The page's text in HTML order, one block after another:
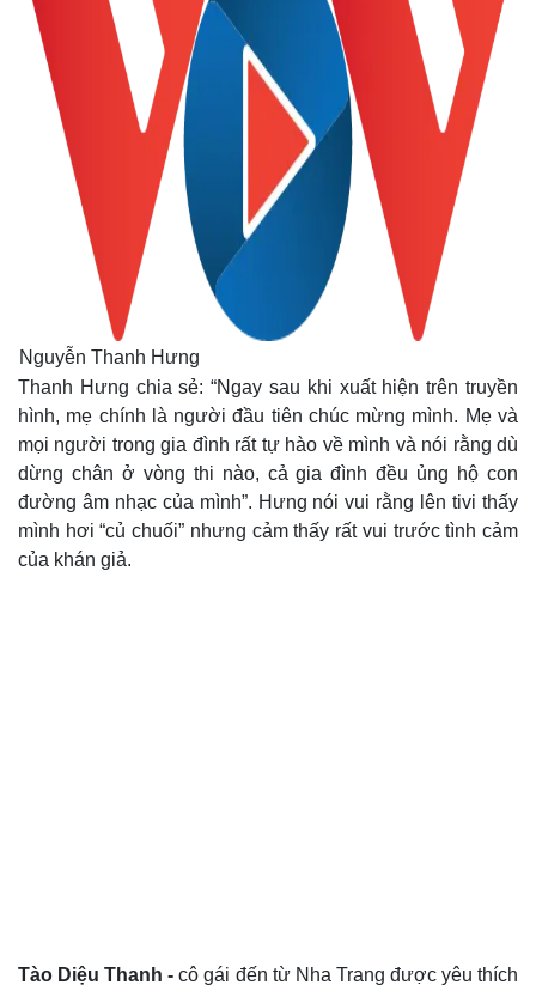
Nguyễn Thanh Hưng
Thanh Hưng chia sẻ: “Ngay sau khi xuất hiện trên truyền
hình, mẹ chính là người đầu tiên chúc mừng mình. Mẹ và
mọi người trong gia đình rất tự hào về mình và nói rằng dù
dừng chân ở vòng thi nào, cả gia đình đều ủng hộ con
đường âm nhạc của mình”. Hưng nói vui rằng lên tivi thấy
mình hơi “củ chuối” nhưng cảm thấy rất vui trước tình cảm
của khán giả.
Tào Diệu Thanh -cô gái đến từ Nha Trang được yêu thích